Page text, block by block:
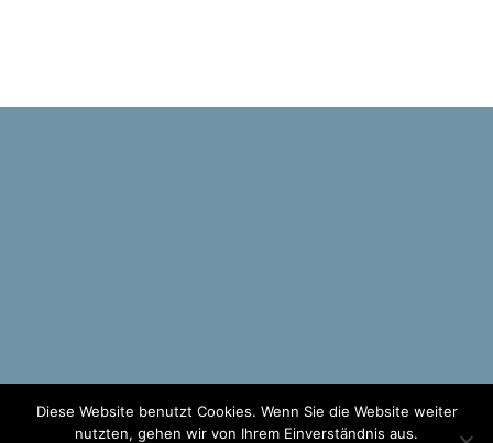
Diese Website benutzt Cookies. Wenn Sie die Website weiter
nutzten, gehen wir von Ihrem Einverständnis aus.